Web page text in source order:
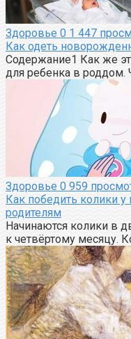
Здоровье 0 1 447
Как одеть
Содержание1 Как же
для ребенка в роддом.
Здоровье 0 959
Как победить колики
родителям
Начинаются колики в
к четвёртому месяцу.